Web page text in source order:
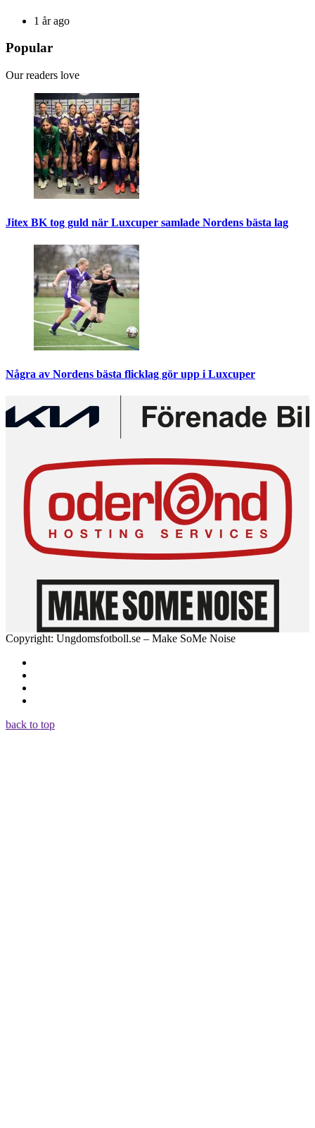
1 år ago
Popular
Our readers love
Jitex BK tog guld när Luxcuper samlade Nordens bästa lag
Några av Nordens bästa flicklag gör upp i Luxcuper
Copyright: Ungdomsfotboll.se – Make SoMe Noise
back to top